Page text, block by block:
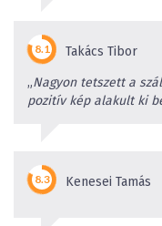
Takács Tibor
„Nagyon tetszett a
pozitív kép alakult ki
Kenesei Tamás